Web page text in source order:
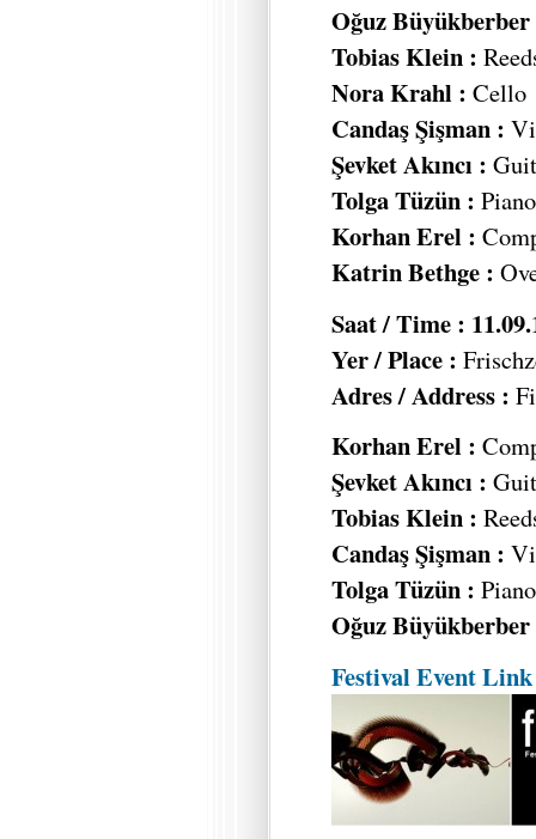
Oğuz
Tobias Klein :
Nora Krahl : Cello
Candaş Şişman :
Şevket Akıncı :
Tolga Tüzün :
Korhan Erel :
Katrin Bethge :
Saat / Time :
Yer / Place :
Adres / Address :
Korhan Erel :
Şevket Akıncı :
Tobias Klein :
Candaş Şişman :
Tolga Tüzün :
Oğuz
Festival Event Link